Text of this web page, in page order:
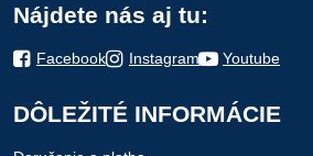
Nájdete nás aj tu:
Facebook Instagram Youtube
DÔLEŽITÉ INFORMÁCIE